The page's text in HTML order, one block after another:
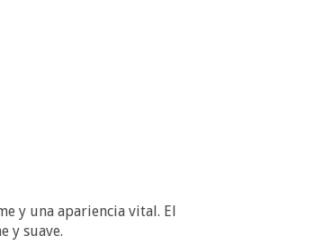
y una apariencia vital. El
y suave.